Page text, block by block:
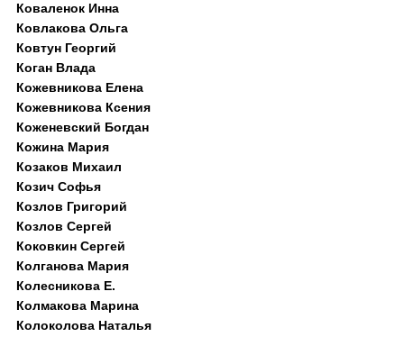
Коваленок Инна
Ковлакова Ольга
Ковтун Георгий
Коган Влада
Кожевникова Елена
Кожевникова Ксения
Коженевский Богдан
Кожина Мария
Козаков Михаил
Козич Софья
Козлов Григорий
Козлов Сергей
Коковкин Сергей
Колганова Мария
Колесникова Е.
Колмакова Марина
Колоколова Наталья